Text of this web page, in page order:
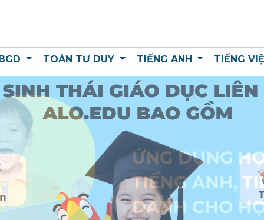
TOÁN TƯ DUY TIẾNG ANH TIẾNG